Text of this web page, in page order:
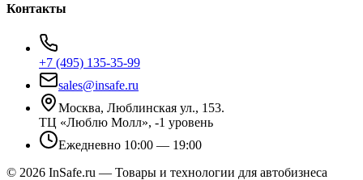
Контакты
+7 (495) 135-35-99
sales@insafe.ru
Москва, Люблинская ул., 153.
ТЦ «Люблю Молл», -1 уровень
Ежедневно 10:00 — 19:00
© 2026 InSafe.ru — Товары и технологии для автобизнеса